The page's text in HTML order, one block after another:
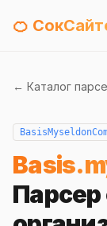
🍊
← Каталог
Парсер